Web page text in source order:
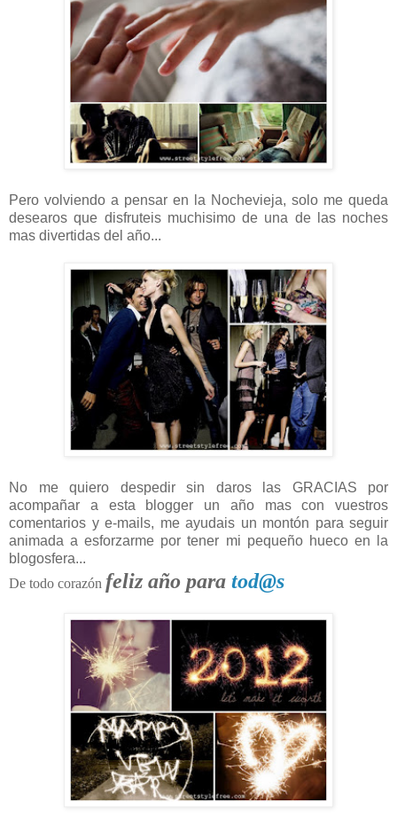
Pero volviendo a pensar en la Nochevieja, solo me queda
desearos que disfruteis muchisimo de una de las noches
mas divertidas del año...
No me quiero despedir sin daros las GRACIAS por
acompañar a esta blogger un año mas con vuestros
comentarios y e-mails, me ayudais un montón para seguir
animada a esforzarme por tener mi pequeño hueco en la
blogosfera...
De todo corazón feliz año para tod@s